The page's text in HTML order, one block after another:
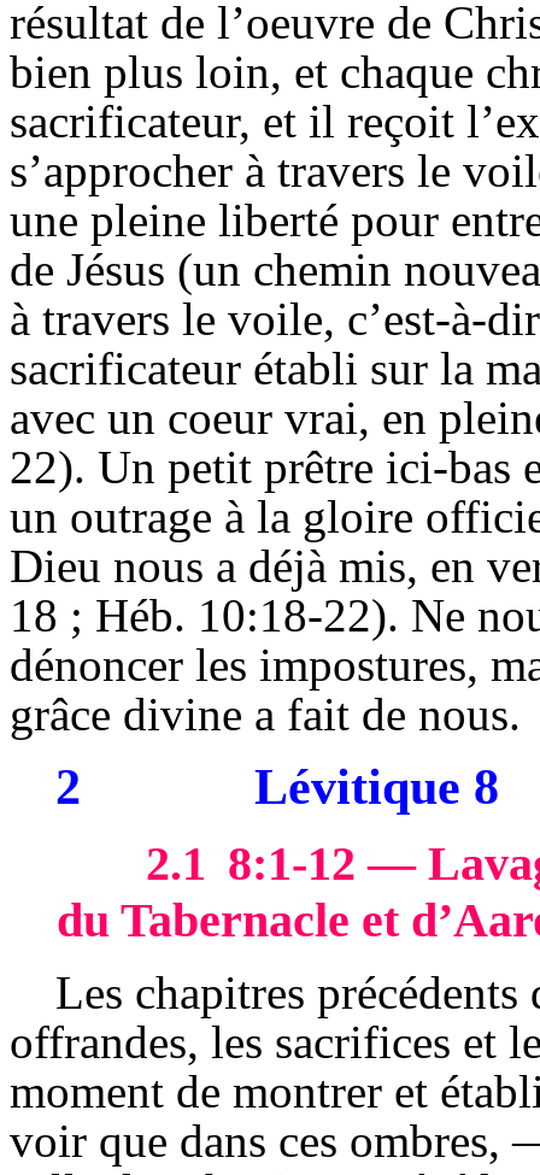
résultat de l’oeuvre de
bien plus loin, et chaque
sacrificateur, et il reçoit
s’approcher à travers le
une pleine liberté pour
de Jésus (un chemin
à travers le voile, c’est-à-
sacrificateur établi sur la
avec un coeur vrai, en
22). Un petit prêtre ici-bas
un outrage à la gloire
Dieu nous a déjà mis, en
18 ; Héb. 10:18-22). Ne
dénoncer les impostures,
grâce divine a fait de nous.
2 Lévitique 8
2.1 8:1-12 —
du Tabernacle et
Les chapitres
offrandes, les sacrifices et
moment de montrer et
voir que dans ces ombres,